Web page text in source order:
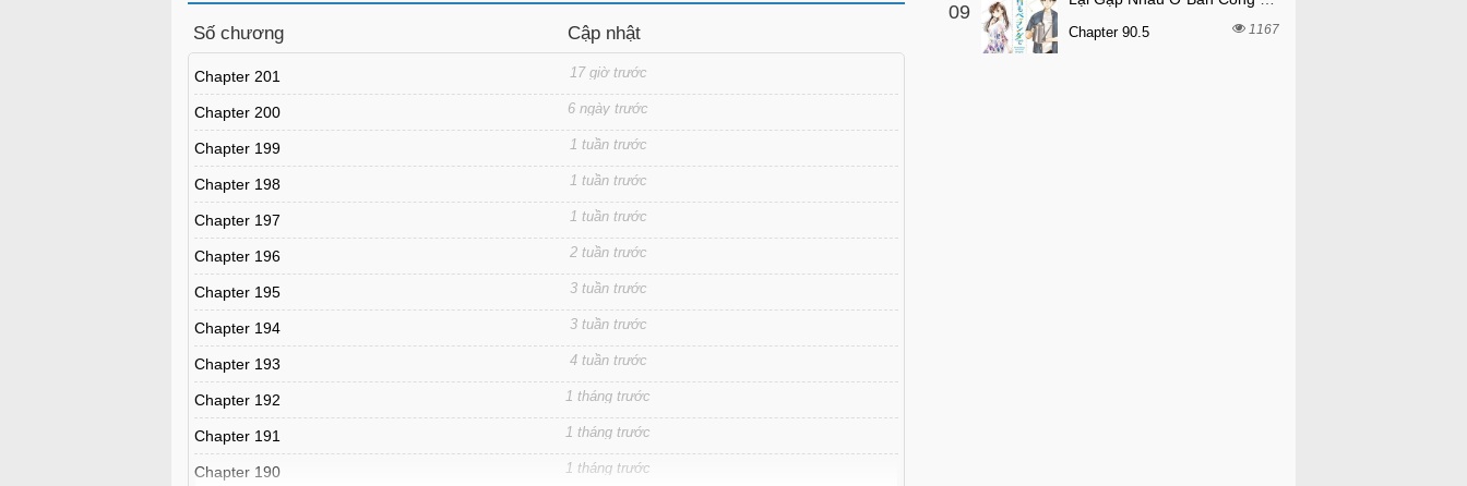
Số chương Cập nhật
Chapter 201 17 giờ trước
Chapter 200 6 ngày trước
Chapter 199 1 tuần trước
Chapter 198 1 tuần trước
Chapter 197 1 tuần trước
Chapter 196 2 tuần trước
Chapter 195 3 tuần trước
Chapter 194 3 tuần trước
Chapter 193 4 tuần trước
Chapter 192 1 tháng trước
Chapter 191 1 tháng trước
Chapter 190 1 tháng trước
09
Chapter 90.5 1167